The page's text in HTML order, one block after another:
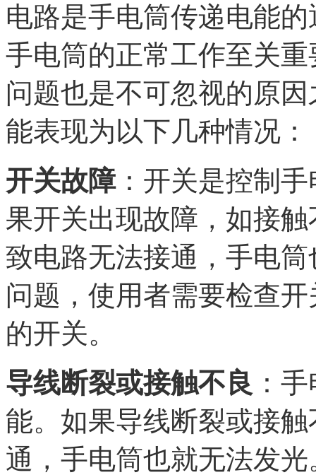
电路是手电筒传递电能
手电筒的正常工作至关
问题也是不可忽视的原
能表现为以下几种情况：
开关故障：开关是控制
果开关出现故障，如接
致电路无法接通，手电
问题，使用者需要检查
的开关。
导线断裂或接触不良 ：
能。如果导线断裂或接
通，手电筒也就无法发